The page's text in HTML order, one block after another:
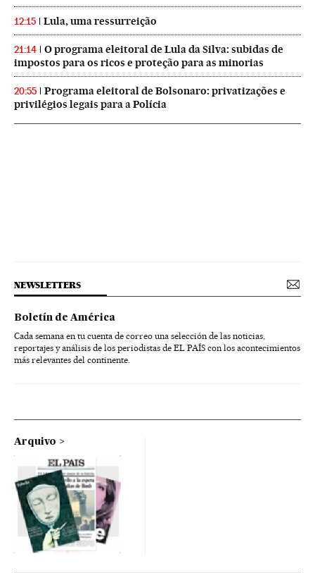
12:15 Lula, uma ressurreição
21:14
O programa eleitoral de Lula da Silva: subidas de
impostos para os ricos e proteção para as minorias
20:55
Programa eleitoral de Bolsonaro: privatizações e
privilégios legais para a Polícia
NEWSLETTERS
Boletín de América
Cada semana en tu cuenta de correo una selección de las noticias,
reportajes y análisis de los periodistas de EL PAÍS con los acontecimientos
más relevantes del continente.
Arquivo